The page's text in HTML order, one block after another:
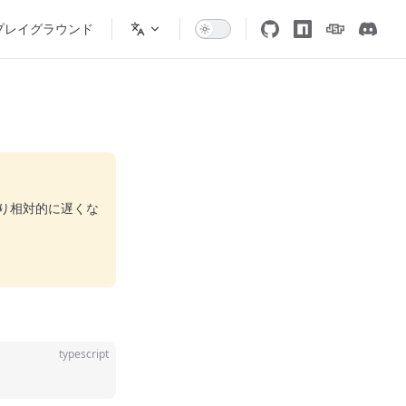
レイグラウンド
相対的に遅くな
typescript